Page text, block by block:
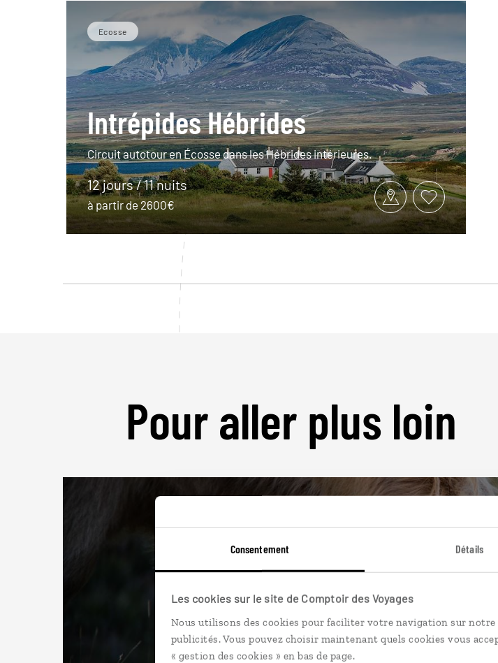
Consentement Détails
Les cookies sur le site de Comptoir des Voyages
Nous utilisons des cookies pour faciliter votre navigation sur
publicités. Vous pouvez choisir maintenant quels cookies vous
« gestion des cookies » en bas de page.
Ecosse
Intrépides Hébrides
Circuit autotour en Écosse dans les Hébrides intérieures.
12 jours / 11 nuits
à partir de 2600€
Pour aller plus loin
Nos 14 idées de